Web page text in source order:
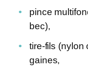
pince
bec),
tire-fils (nylon
gaines,